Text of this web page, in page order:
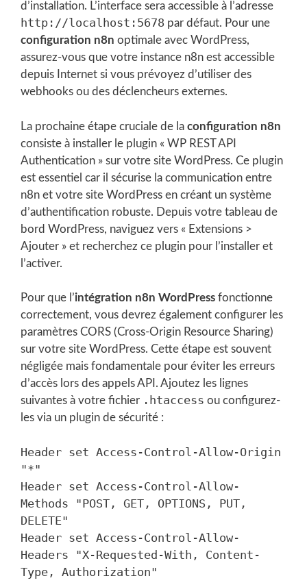
d’installation. L’interface sera accessible à l’adresse
http://localhost:5678 par défaut. Pour une
configuration n8n optimale avec WordPress,
assurez-vous que votre instance n8n est accessible
depuis Internet si vous prévoyez d’utiliser des
webhooks ou des déclencheurs externes.
La prochaine étape cruciale de la configuration n8n
consiste à installer le plugin « WP REST API
Authentication » sur votre site WordPress. Ce plugin
est essentiel car il sécurise la communication entre
n8n et votre site WordPress en créant un système
d’authentification robuste. Depuis votre tableau de
bord WordPress, naviguez vers « Extensions >
Ajouter » et recherchez ce plugin pour l’installer et
l’activer.
Pour que l’intégration n8n WordPress fonctionne
correctement, vous devrez également configurer les
paramètres CORS (Cross-Origin Resource Sharing)
sur votre site WordPress. Cette étape est souvent
négligée mais fondamentale pour éviter les erreurs
d’accès lors des appels API. Ajoutez les lignes
suivantes à votre fichier .htaccess ou configurez-
les via un plugin de sécurité :
Header set Access-Control-Allow-Origin
"*"
Header set Access-Control-Allow-
Methods "POST, GET, OPTIONS, PUT,
DELETE"
Header set Access-Control-Allow-
Headers "X-Requested-With, Content-